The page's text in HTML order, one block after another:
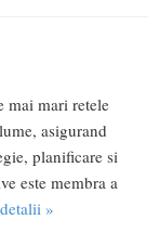
mai mari retele
asigurand
planificare si
este membra a
»